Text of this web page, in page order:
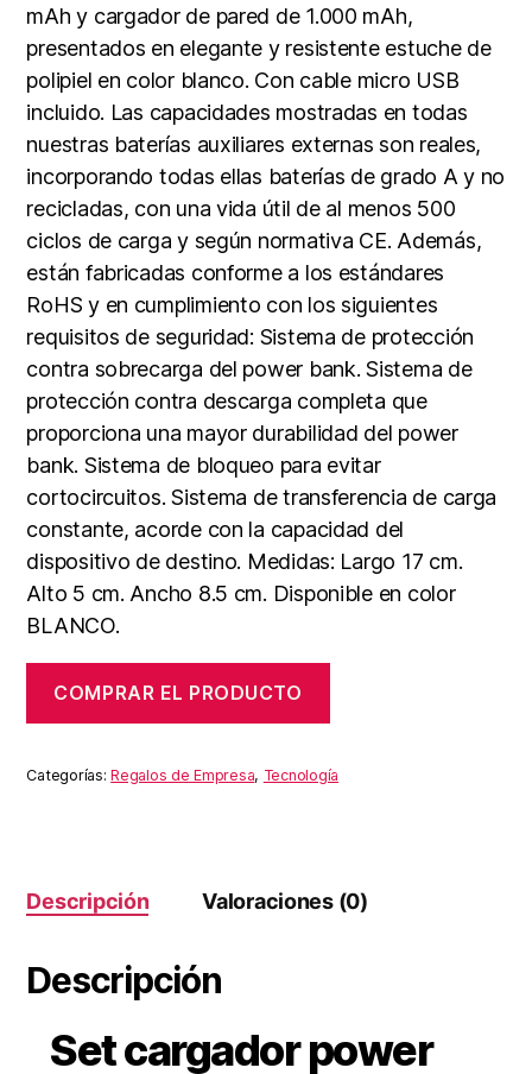
mAh y cargador de pared de 1.000 mAh,
presentados en elegante y resistente estuche de
polipiel en color blanco. Con cable micro USB
incluido. Las capacidades mostradas en todas
nuestras baterías auxiliares externas son reales,
incorporando todas ellas baterías de grado A y no
recicladas, con una vida útil de al menos 500
ciclos de carga y según normativa CE. Además,
están fabricadas conforme a los estándares
RoHS y en cumplimiento con los siguientes
requisitos de seguridad: Sistema de protección
contra sobrecarga del power bank. Sistema de
protección contra descarga completa que
proporciona una mayor durabilidad del power
bank. Sistema de bloqueo para evitar
cortocircuitos. Sistema de transferencia de carga
constante, acorde con la capacidad del
dispositivo de destino. Medidas: Largo 17 cm.
Alto 5 cm. Ancho 8.5 cm. Disponible en color
BLANCO.
COMPRAR EL PRODUCTO
Categorías:Regalos de Empresa, Tecnología
Descripción Valoraciones (0)
Descripción
Set cargador power